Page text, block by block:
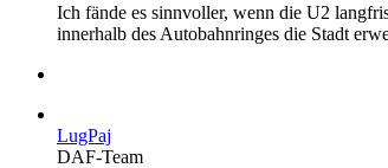
Ich fände es sinnvoller, wenn die U2
innerhalb des Autobahnringes die Stadt
LugPaj
DAF-Team